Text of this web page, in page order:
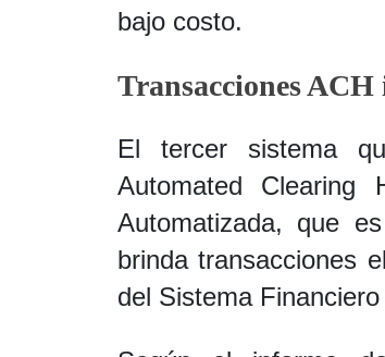
bajo costo.
Transacciones
El tercer sistema
Automated Clearing
Automatizada, que
brinda transacciones
del Sistema